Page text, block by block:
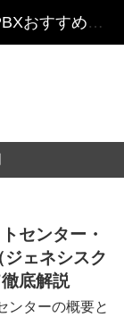
クラウドPBXを比較比較！クラウドPBXおすすめランキング
センター・
ェネシスク
底解説
ンターの概要と